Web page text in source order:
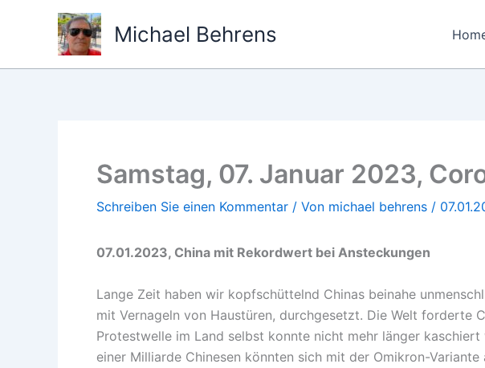
Michael Behrens
Samstag, 07. Januar 2023,
Schreiben Sie einen Kommentar / Von michael behrens /
07.01.2023, China mit Rekordwert bei Ansteckungen
Lange Zeit haben wir kopfschüttelnd Chinas beinahe
mit Vernageln von Haustüren, durchgesetzt. Die Welt forderte
Protestwelle im Land selbst konnte nicht mehr länger
einer Milliarde Chinesen könnten sich mit der Omikron-